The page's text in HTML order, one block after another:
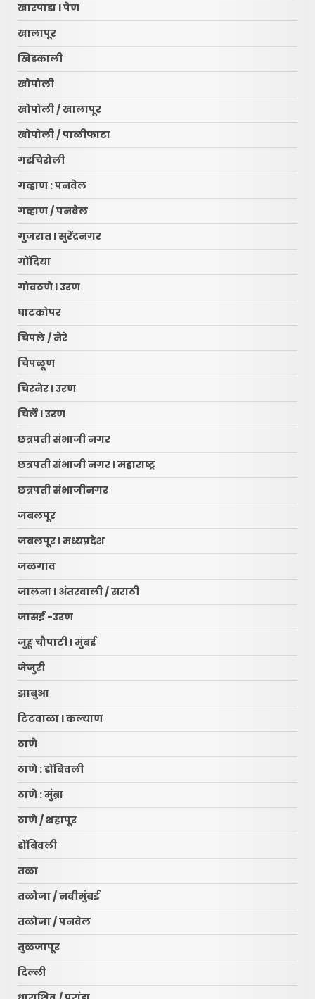
खारपाडा l पेण
खालापूर
खिडकाली
खोपोली
खोपोली / खालापूर
खोपोली / पाळीफाटा
गडचिरोली
गव्हाण : पनवेल
गव्हाण / पनवेल
गुजरात l सुरेंद्रनगर
गोंदिया
गोवठणे l उरण
घाटकोपर
चिपले / नेरे
चिपळूण
चिरनेर l उरण
चिर्ले l उरण
छत्रपती संभाजी नगर
छत्रपती संभाजी नगर l महाराष्ट्र
छत्रपती संभाजीनगर
जबलपूर
जबलपूर l मध्यप्रदेश
जळगाव
जालना l अंतरवाली / सराठी
जासई -उरण
जुहू चौपाटी l मुंबई
जेजुरी
झाबुआ
टिटवाळा l कल्याण
ठाणे
ठाणे : डोंबिवली
ठाणे : मुंब्रा
ठाणे / शहापूर
डोंबिवली
तळा
तळोजा / नवीमुंबई
तळोजा / पनवेल
तुळजापूर
दिल्ली